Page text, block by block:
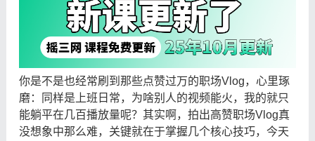
你是不是也经常刷到那些点赞过万的职场Vlog，心里琢
磨：同样是上班日常，为啥别人的视频能火，我的就只
能躺平在几百播放量呢？其实啊，拍出高赞职场Vlog真
没想象中那么难，关键就在于掌握几个核心技巧，今天